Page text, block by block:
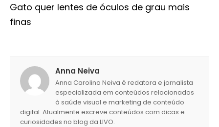
Gato quer lentes de óculos de grau mais
finas
Anna Neiva
Anna Carolina Neiva é redatora e jornalista
especializada em conteúdos relacionados
à saúde visual e marketing de conteúdo
digital. Atualmente escreve conteúdos com dicas e
curiosidades no blog da LIVO.